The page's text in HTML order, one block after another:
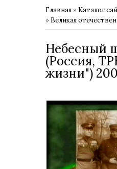
Главная » Каталог
» Великая
Небесный
(Россия,
жизни")